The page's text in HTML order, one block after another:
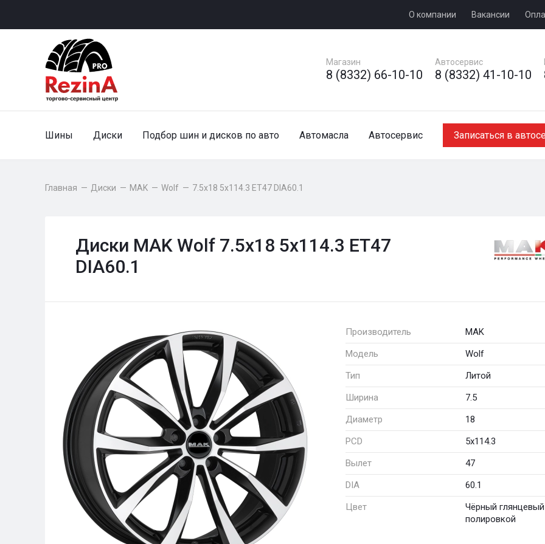
О компании Вакансии
Магазин
8 (8332) 66-10-10
Автосервис
8 (8332) 41-10-10
Шины Диски Подбор шин и дисков по авто Автомасла Автосервис Записаться в
Главная — Диски — MAK — Wolf — 7.5x18 5x114.3 ET47 DIA60.1
Диски MAK Wolf 7.5x18 5x114.3 ET47
DIA60.1
Производитель
MAK
Модель
Wolf
Тип
Литой
Ширина
7.5
Диаметр
18
PCD
5x114.3
Вылет
47
DIA
60.1
Цвет
Чёрный
полировкой